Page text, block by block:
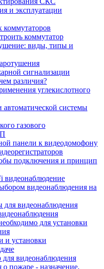
и эксплуатации
коммутатор
виды, типы и
сигнализации
различия?
углекислотного
системы
газового
панели к видеодомофону
подключения и принцип
видеонаблюдение
видеонаблюдения на
видеонаблюдения
для установки
и установки
видеонаблюдения
пожаре - назначение,